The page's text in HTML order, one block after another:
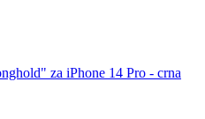
za iPhone 14 Pro - crna